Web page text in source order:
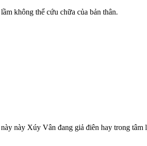
không thể cứu chữa của bản thân.
này Xúy Vân đang giả điên hay trong tâm